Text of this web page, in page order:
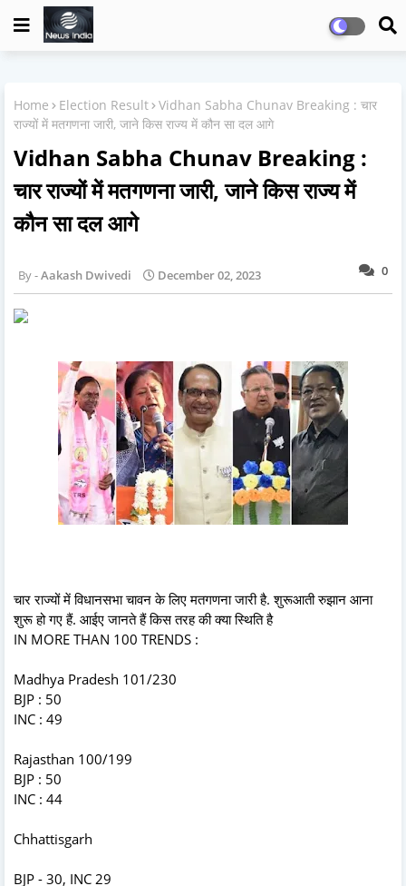
Home Election Result Vidhan Sabha Chunav Breaking : चार
राज्यों में मतगणना जारी, जाने किस राज्य में कौन सा दल आगे
Vidhan Sabha Chunav Breaking :
चार राज्यों में मतगणना जारी, जाने किस राज्य में
कौन सा दल आगे
0
Aakash Dwivedi December 02, 2023
चार राज्यों में विधानसभा चावन के लिए मतगणना जारी है. शुरूआती रुझान आना
शुरू हो गए हैं. आईए जानते हैं किस तरह की क्या स्थिति है
IN MORE THAN 100 TRENDS :
Madhya Pradesh 101/230
BJP : 50
INC : 49
Rajasthan 100/199
BJP : 50
INC : 44
Chhattisgarh
BJP - 30, INC 29